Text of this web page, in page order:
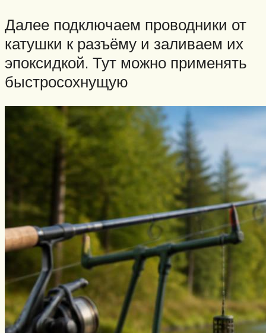
Далее подключаем проводники от
катушки к разъёму и заливаем их
эпоксидкой. Тут можно применять
быстросохнущую